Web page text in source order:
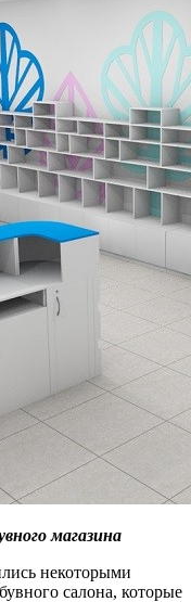
магазина
некоторыми
салона, которые